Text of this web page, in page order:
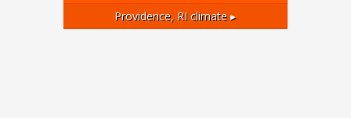
Providence, RI climate ▸